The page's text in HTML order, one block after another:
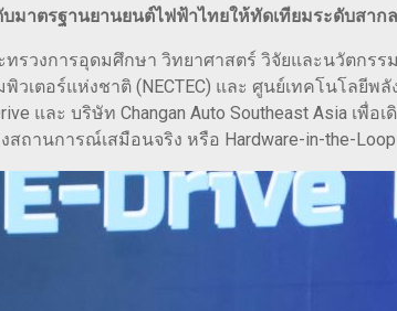
มาตรฐานยานยนต์ไฟฟ้าไทยให้ทัดเทียมระดับสากล
วงการอุดมศึกษา วิทยาศาสตร์ วิจัยและนวัตกรร
เตอร์แห่งชาติ (NECTEC) และ ศูนย์เทคโนโลยีพ
และ บริษัท Changan Auto Southeast Asia เ
านการณ์เสมือนจริง หรือ Hardware-in-the-